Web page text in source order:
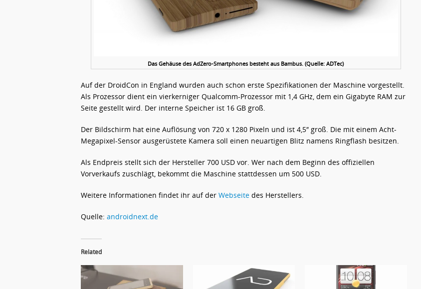
Das Gehäuse des AdZero-Smartphones besteht aus Bambus. (Quelle: ADTec)
Auf der DroidCon in England wurden auch schon erste Spezifikationen der Maschine vorgestellt.
Als Prozessor dient ein vierkerniger Qualcomm-Prozessor mit 1,4 GHz, dem ein Gigabyte RAM zur
Seite gestellt wird. Der interne Speicher ist 16 GB groß.
Der Bildschirm hat eine Auflösung von 720 x 1280 Pixeln und ist 4,5″ groß. Die mit einem Acht-
Megapixel-Sensor ausgerüstete Kamera soll einen neuartigen Blitz namens Ringflash besitzen.
Als Endpreis stellt sich der Hersteller 700 USD vor. Wer nach dem Beginn des offiziellen
Vorverkaufs zuschlägt, bekommt die Maschine stattdessen um 500 USD.
Weitere Informationen findet ihr auf der Webseite des Herstellers.
Quelle: androidnext.de
Related